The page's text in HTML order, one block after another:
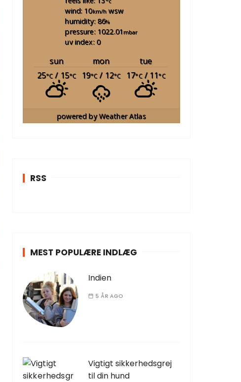
wind: 10km/h wsw
humidity: 86%
pressure: 1022.01 mbar
uv index: 0
sun mon
tue
25°C / 15°C 19°C / 12°C 17°C/ 11°C
powered byWeather Atlas
RSS
MEST POPULÆRE INDLÆG
Indien
5 ÅR AGO
Vigtigt sikkerhedsgrej
til din hund